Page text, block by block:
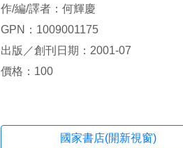
作/編/譯者：何輝慶
GPN：1009001175
出版／創刊日期：2001-07
價格：100
國家書店(開新視窗)